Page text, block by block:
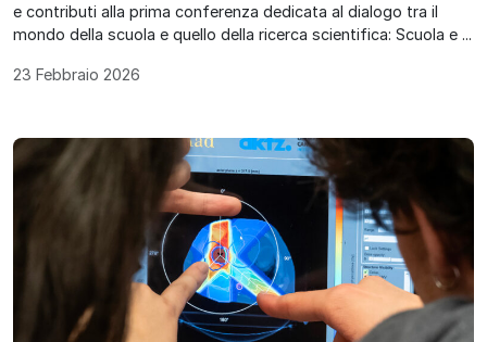
e contributi alla prima conferenza dedicata al dialogo tra il
mondo della scuola e quello della ricerca scientifica: Scuola e ...
23 Febbraio 2026